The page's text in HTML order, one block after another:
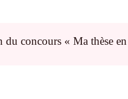
concours « Ma thèse